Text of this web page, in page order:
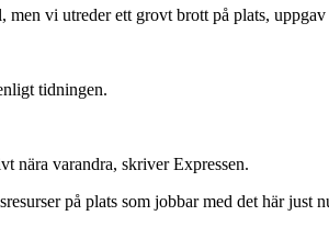
men vi utreder ett grovt brott på plats,
tidningen.
nära varandra, skriver Expressen.
på plats som jobbar med det här just